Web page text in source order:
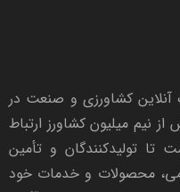
آنلاین کشاورزی و صنعت در
نیم میلیون کشاورز ارتباط
تا تولیدکنندگان و تأمین
محصولات و خدمات خود